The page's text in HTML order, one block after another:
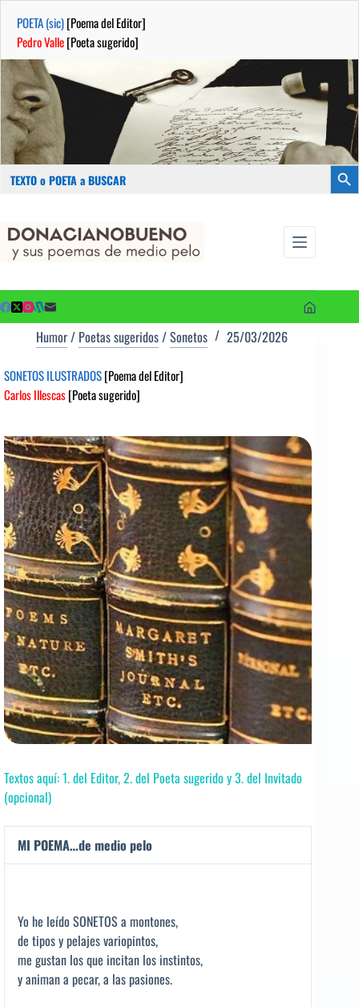
POETA (sic)[Poema del Editor]
Pedro Valle[Poeta sugerido]
Buscar:
contenido
Humor/ Poetas sugeridos/Sonetos 25/03/2026
SONETOS ILUSTRADOS[Poema del Editor]
Carlos Illescas[Poeta sugerido]
Textos aquí: 1. del Editor, 2. del Poeta sugerido y 3. del Invitado
(opcional)
MI POEMA…de medio pelo
Yo he leído SONETOS a montones,
de tipos y pelajes variopintos,
me gustan los que incitan los instintos,
y animan a pecar, a las pasiones.